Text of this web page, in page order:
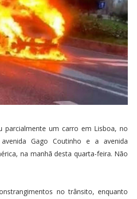
parcialmente um carro em Lisboa, no
Gago Coutinho e a avenida
na manhã desta quarta-feira. Não
no trânsito, enquanto